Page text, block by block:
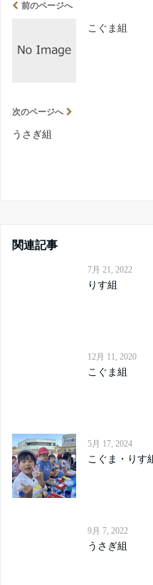
前のページへ
こぐま組
次のページへ
うさぎ組
関連記事
7月 21, 2022
りす組
12月 11, 2020
こぐま組
5月 17, 2024
こぐま・りす
9月 7, 2022
うさぎ組